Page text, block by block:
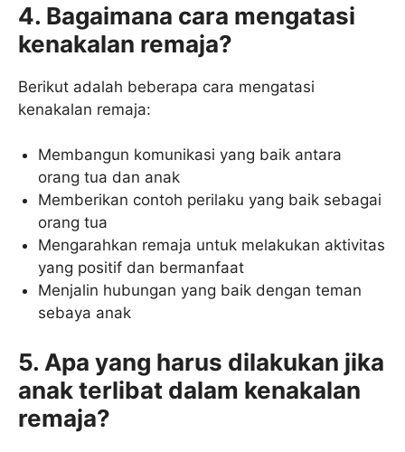
4. Bagaimana cara mengatasi
kenakalan remaja?
Berikut adalah beberapa cara mengatasi
kenakalan remaja:
Membangun komunikasi yang baik antara
orang tua dan anak
Memberikan contoh perilaku yang baik sebagai
orang tua
Mengarahkan remaja untuk melakukan aktivitas
yang positif dan bermanfaat
Menjalin hubungan yang baik dengan teman
sebaya anak
5. Apa yang harus dilakukan jika
anak terlibat dalam kenakalan
remaja?